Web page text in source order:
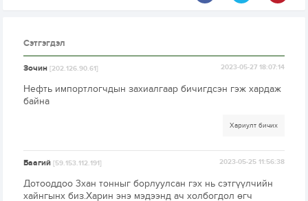
Сэтгэгдэл
Зочин[202.126.90.61] 2023-05-27 18:07:14
Нефть импортлогчдын захиалгаар бичигдсэн гэж хардаж
байна
Хариулт бичих
Баагий[59.153.112.191] 2023-05-25 11:56:38
Дотооддоо 3хан тонныг борлуулсан гэх нь сэтгүүлчийн
хайнгынх биз.Харин энэ мэдээнд ач холбогдол өгч